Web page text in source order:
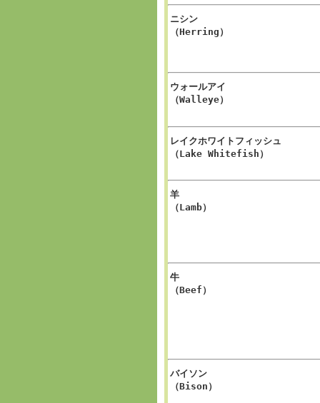
ニシン
（Herring）
ウォールアイ
（Walleye）
レイクホワイトフィッシュ
（Lake Whitefish）
羊
（Lamb）
牛
（Beef）
バイソン
（Bison）